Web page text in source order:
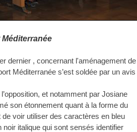
Méditerranée
dernier , concernant l'aménagement de
Méditerranée s’est soldée par un avis
et notamment par Josiane
son étonnement quant à la forme du
voir utiliser des caractères en bleu
italique qui sont sensés identifier